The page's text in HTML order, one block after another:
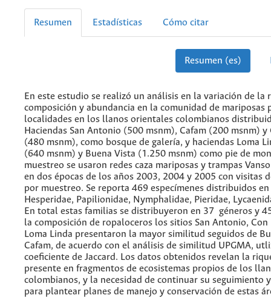
Resumen Estadísticas Cómo citar
Resumen (es)
En este estudio se realizó un análisis en la variación de la
composición y abundancia en la comunidad de mariposas
localidades en los llanos orientales colombianos
Haciendas San Antonio (500 msnm), Cafam (200 msnm) y
(480 msnm), como bosque de galería, y haciendas Loma
(640 msnm) y Buena Vista (1.250 msnm) como pie de
muestreo se usaron redes caza mariposas y trampas
en dos épocas de los años 2003, 2004 y 2005 con visitas
por muestreo. Se reporta 469 especímenes distribuidos
Hesperidae, Papilionidae, Nymphalidae, Pieridae,
En total estas familias se distribuyeron en 37 géneros y
la composición de ropaloceros los sitios San Antonio, Con
Loma Linda presentaron la mayor similitud seguidos de
Cafam, de acuerdo con el análisis de similitud UPGMA,
coeficiente de Jaccard. Los datos obtenidos revelan la
presente en fragmentos de ecosistemas propios de los
colombianos, y la necesidad de continuar su seguimiento
para plantear planes de manejo y conservación de estas